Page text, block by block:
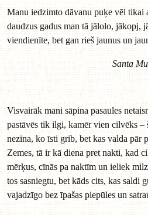
Manu iedzimto dāvanu puķe vēl
daudzus gadus man tā jālolo, jākopj,
viendienīte, bet gan rieš jaunus un
Santa
Visvairāk mani sāpina pasaules
pastāvēs tik ilgi, kamēr vien cilvēks –
nezina, ko īsti grib, bet kas valda pār
Zemes, tā ir kā diena pret nakti, kad
mērķus, cīnās pa naktīm un ieliek
tos sasniegtu, bet kāds cits, kas saldi
vajadzīgo bez īpašas piepūles un